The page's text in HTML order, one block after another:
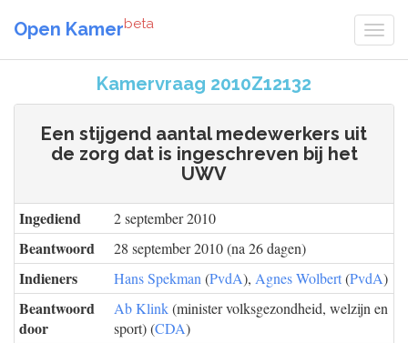
Open Kamerbeta
Kamervraag 2010Z12132
Een stijgend aantal medewerkers uit
de zorg dat is ingeschreven bij het
UWV
Ingediend 2 september 2010
Beantwoord 28 september 2010 (na 26 dagen)
Indieners Hans Spekman (PvdA), Agnes Wolbert(PvdA)
Beantwoord
door
Ab Klink(minister volksgezondheid, welzijn en
sport) (CDA)